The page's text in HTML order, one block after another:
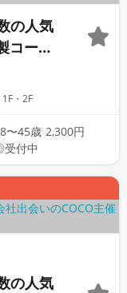
の人気
コー
週替わ
の人気
2-25-7 大林ビル 1F・2F
〜45歳 2,300円
付中
の人気